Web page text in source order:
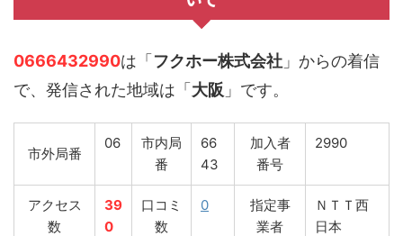
0666432990は「 フクホー株式会社 」からの着信
で、発信された地域は「 大阪 」です。
市外局番
06
市内局
番
66
43
加入者
番号
2990
アクセス
数
39
0
口コミ
数
0
指定事
業者
ＮＴＴ西
日本